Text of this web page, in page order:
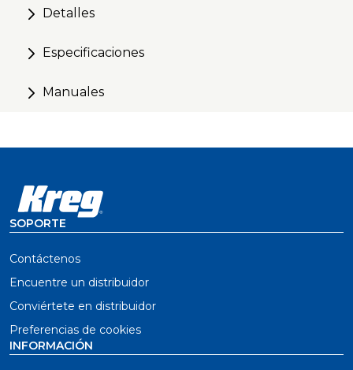
Detalles
Especificaciones
Manuales
SOPORTE
Contáctenos
Encuentre un distribuidor
Conviértete en distribuidor
Preferencias de cookies
INFORMACIÓN